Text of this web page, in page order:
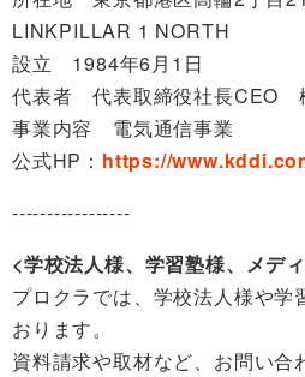
LINKPILLAR 1 NORTH
設立 1984年6月1日
代表者 代表取締役社長CEO
事業内容 電気通信事業
公式HP： https://
-----------------
<学校法人様、学習塾様、メデ
プロクラでは、学校法人様や学
おります。
資料請求や取材など、お問い合